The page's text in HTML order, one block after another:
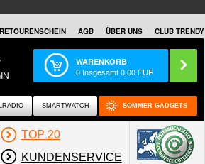
RETOURENSCHEIN AGB ÜBER UNS CLUB TRENDY
WARENKORB
0 Insgesamt0,00 EUR
SMARTWATCH SOMMER GADGETS
TOP 20
KUNDENSERVICE